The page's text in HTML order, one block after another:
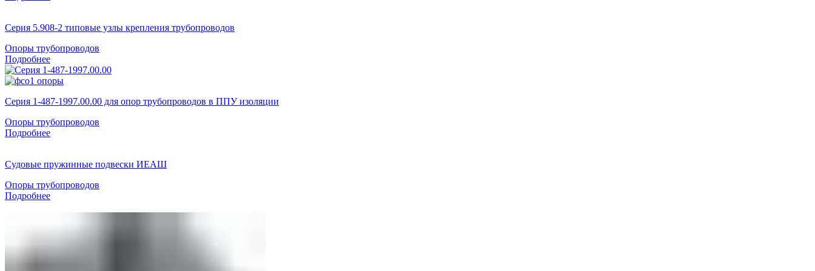
Серия 5.908-2 типовые узлы крепления трубопроводов
Опоры трубопроводов
Подробнее
Серия 1-487-1997.00.00 для опор трубопроводов в ППУ изоляции
Опоры трубопроводов
Подробнее
Судовые пружинные подвески ИЕАШ
Опоры трубопроводов
Подробнее